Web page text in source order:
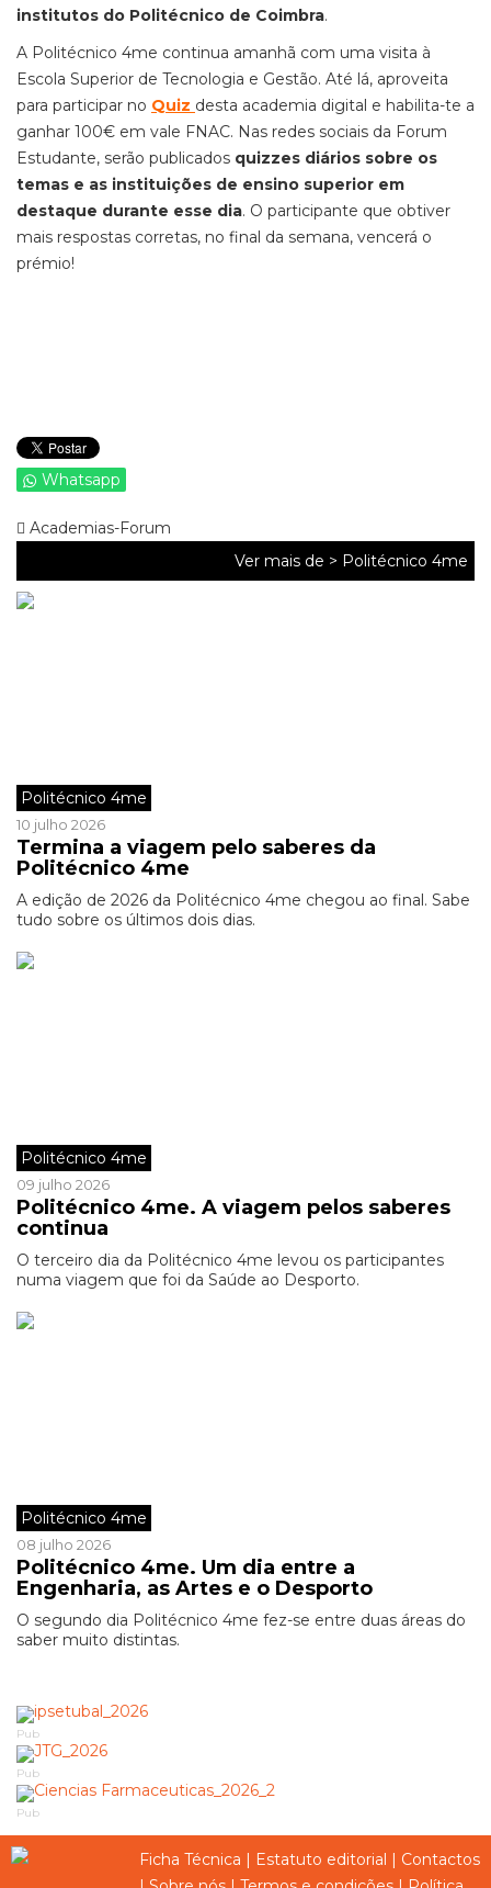
institutos do Politécnico de Coimbra.
A Politécnico 4me continua amanhã com uma visita à
Escola Superior de Tecnologia e Gestão. Até lá, aproveita
para participar no Quiz desta academia digital e habilita-te a
ganhar 100€ em vale FNAC. Nas redes sociais da Forum
Estudante, serão publicados quizzes diários sobre os
temas e as instituições de ensino superior em
destaque durante esse dia. O participante que obtiver
mais respostas corretas, no final da semana, vencerá o
prémio!
Whatsapp
Academias-Forum
Ver mais de > Politécnico 4me
Politécnico 4me
10 julho 2026
Termina a viagem pelo saberes da
Politécnico 4me
A edição de 2026 da Politécnico 4me chegou ao final. Sabe
tudo sobre os últimos dois dias.
Politécnico 4me
09 julho 2026
Politécnico 4me. A viagem pelos saberes
continua
O terceiro dia da Politécnico 4me levou os participantes
numa viagem que foi da Saúde ao Desporto.
Politécnico 4me
08 julho 2026
Politécnico 4me. Um dia entre a
Engenharia, as Artes e o Desporto
O segundo dia Politécnico 4me fez-se entre duas áreas do
saber muito distintas.
Pub
Pub
Pub
Ficha Técnica | Estatuto editorial | Contactos